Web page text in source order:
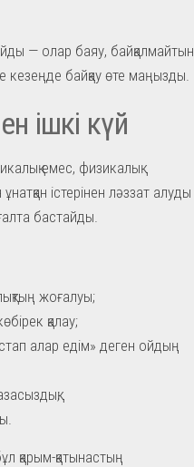
— олар баяу, байқалмайтын
кезеңде байқау өте маңызды.
ішкі күй
емес, физикалық
істерінен ләззат алуды
бастайды.
жоғалуы;
қалау;
алар едім» деген ойдың
қарым-қатынастың